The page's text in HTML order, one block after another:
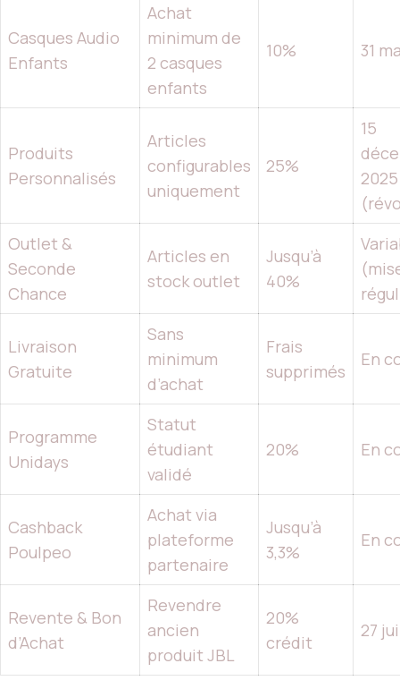
Casques Audio
Enfants
Achat
minimum de
2 casques
enfants
10% 31
Produits
Personnalisés
Articles
configurables
uniquement
25%
15
2025
Outlet &
Seconde
Chance
Articles en
stock outlet
Jusqu’à
40%
Livraison
Gratuite
Sans
minimum
d’achat
Frais
supprimés
En
Programme
Unidays
Statut
étudiant
validé
20% En
Cashback
Poulpeo
Achat via
plateforme
partenaire
Jusqu’à
3,3%
En
Revente & Bon
d’Achat
Revendre
ancien
produit JBL
20%
crédit
27